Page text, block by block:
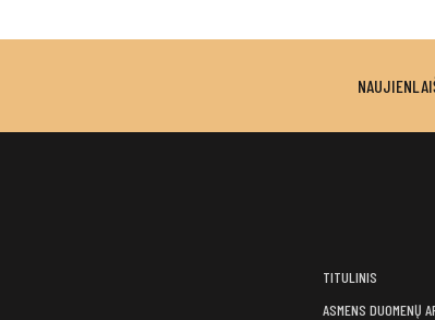
TITULINIS
ASMENS DUOMENŲ